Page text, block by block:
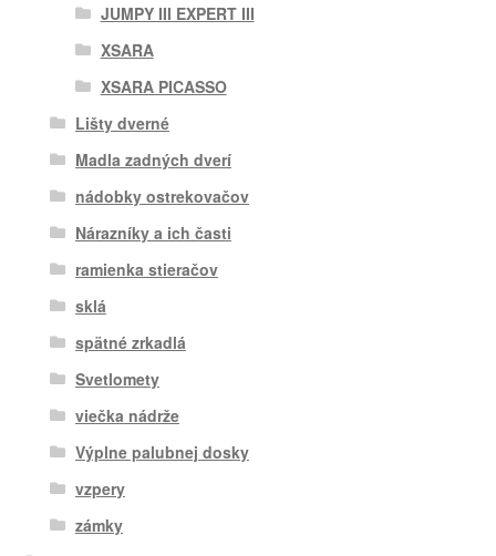
JUMPY III EXPERT III
XSARA
XSARA PICASSO
Lišty dverné
Madla zadných dverí
nádobky ostrekovačov
Nárazníky a ich časti
ramienka stieračov
sklá
spätné zrkadlá
Svetlomety
viečka nádrže
Výplne palubnej dosky
vzpery
zámky